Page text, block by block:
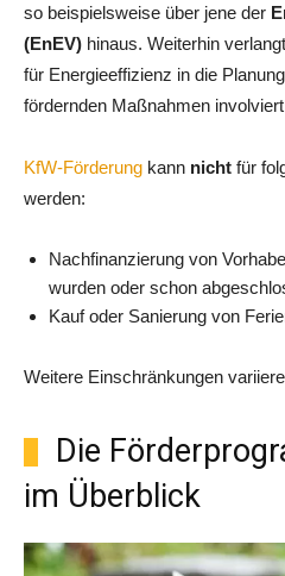
so beispielsweise über jene der
(EnEV) hinaus. Weiterhin
für Energieeffizienz in die
fördernden Maßnahmen
KfW-Förderung kann nicht für
werden:
Nachfinanzierung von
wurden oder schon
Kauf oder Sanierung von
Weitere Einschränkungen
Die
im Überblick